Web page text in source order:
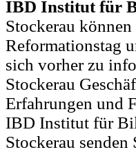
IBD Institut für
Stockerau
Reformationstag
sich vorher zu
Stockerau
Erfahrungen und
IBD Institut für
Stockerau senden